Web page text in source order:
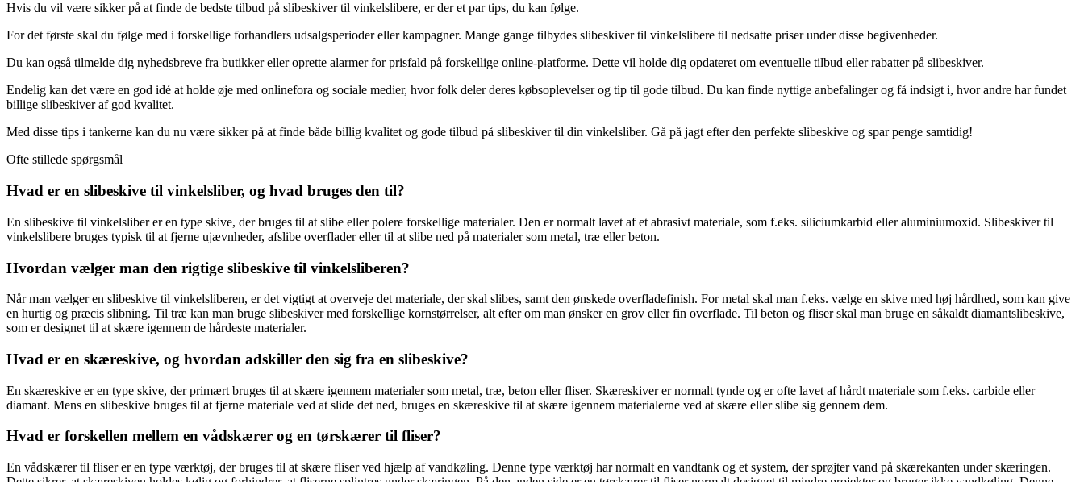
Hvis du vil være sikker på at finde de bedste tilbud på slibeskiver til vinkelslibere, er der et par tips, du kan følge.
For det første skal du følge med i forskellige forhandlers udsalgsperioder eller kampagner. Mange gange tilbydes slibeskiver til vinkelslibere til nedsatte priser under disse begivenheder.
Du kan også tilmelde dig nyhedsbreve fra butikker eller oprette alarmer for prisfald på forskellige online-platforme. Dette vil holde dig opdateret om eventuelle tilbud eller rabatter på slibeskiver.
Endelig kan det være en god idé at holde øje med onlinefora og sociale medier, hvor folk deler deres købsoplevelser og tip til gode tilbud. Du kan finde nyttige anbefalinger og få indsigt i, hvor andre har fundet
billige slibeskiver af god kvalitet.
Med disse tips i tankerne kan du nu være sikker på at finde både billig kvalitet og gode tilbud på slibeskiver til din vinkelsliber. Gå på jagt efter den perfekte slibeskive og spar penge samtidig!
Ofte stillede spørgsmål
Hvad er en slibeskive til vinkelsliber, og hvad bruges den til?
En slibeskive til vinkelsliber er en type skive, der bruges til at slibe eller polere forskellige materialer. Den er normalt lavet af et abrasivt materiale, som f.eks. siliciumkarbid eller aluminiumoxid. Slibeskiver til
vinkelslibere bruges typisk til at fjerne ujævnheder, afslibe overflader eller til at slibe ned på materialer som metal, træ eller beton.
Hvordan vælger man den rigtige slibeskive til vinkelsliberen?
Når man vælger en slibeskive til vinkelsliberen, er det vigtigt at overveje det materiale, der skal slibes, samt den ønskede overfladefinish. For metal skal man f.eks. vælge en skive med høj hårdhed, som kan give
en hurtig og præcis slibning. Til træ kan man bruge slibeskiver med forskellige kornstørrelser, alt efter om man ønsker en grov eller fin overflade. Til beton og fliser skal man bruge en såkaldt diamantslibeskive,
som er designet til at skære igennem de hårdeste materialer.
Hvad er en skæreskive, og hvordan adskiller den sig fra en slibeskive?
En skæreskive er en type skive, der primært bruges til at skære igennem materialer som metal, træ, beton eller fliser. Skæreskiver er normalt tynde og er ofte lavet af hårdt materiale som f.eks. carbide eller
diamant. Mens en slibeskive bruges til at fjerne materiale ved at slide det ned, bruges en skæreskive til at skære igennem materialerne ved at skære eller slibe sig gennem dem.
Hvad er forskellen mellem en vådskærer og en tørskærer til fliser?
En vådskærer til fliser er en type værktøj, der bruges til at skære fliser ved hjælp af vandkøling. Denne type værktøj har normalt en vandtank og et system, der sprøjter vand på skærekanten under skæringen.